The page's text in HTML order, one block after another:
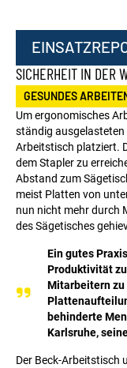
SICHERHEIT IN DER
GESUNDES
Um ergonomisches
ständig
Arbeitstisch platziert.
dem Stapler zu
Abstand zum
meist Platten von
nun nicht mehr durch
des Sägetisches
Ein gutes
Produktivität
Mitarbeitern zu
behinderte
Karlsruhe,
Der Beck-Arbeitstisch